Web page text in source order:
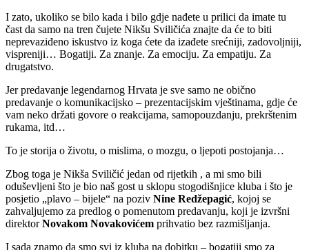
I zato, ukoliko se bilo kada i bilo gdje nađete u prilici da imate tu
čast da samo na tren čujete Nikšu Sviličića znajte da će to biti
neprevaziđeno iskustvo iz koga ćete da izađete srećniji, zadovoljniji,
vispreniji… Bogatiji. Za znanje. Za emociju. Za empatiju. Za
drugatstvo.
Jer predavanje legendarnog Hrvata je sve samo ne obično
predavanje o komunikacijsko – prezentacijskim vještinama, gdje će
vam neko držati govore o reakcijama, samopouzdanju, prekrštenim
rukama, itd…
To je storija o životu, o mislima, o mozgu, o ljepoti postojanja…
Zbog toga je Nikša Sviličić jedan od rijetkih , a mi smo bili
oduševljeni što je bio naš gost u sklopu stogodišnjice kluba i što je
posjetio „plavo – bijele“ na poziv Nine Redžepagić, kojoj se
zahvaljujemo za predlog o pomenutom predavanju, koji je izvršni
direktorNovakom Novakovićem prihvatio bez razmišljanja.
I sada znamo da smo svi iz kluba na dobitku – bogatiji smo za